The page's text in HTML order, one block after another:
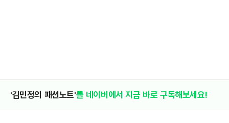
'김민정의 패션노트'를 네이버에서 지금 바로 구독해보세요!